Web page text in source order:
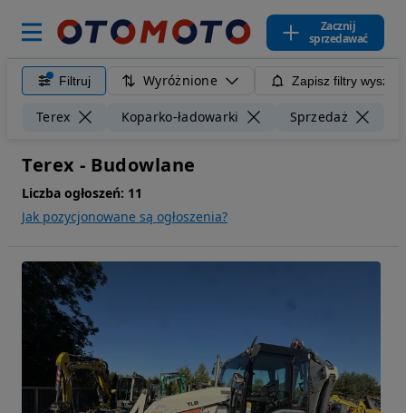
Zacznij
sprzedawać
Filtruj Wyróżnione Zapisz filtry
Terex Koparko-ładowarki Sprzedaż
Terex - Budowlane
Liczba ogłoszeń: 11
Jak pozycjonowane są ogłoszenia?